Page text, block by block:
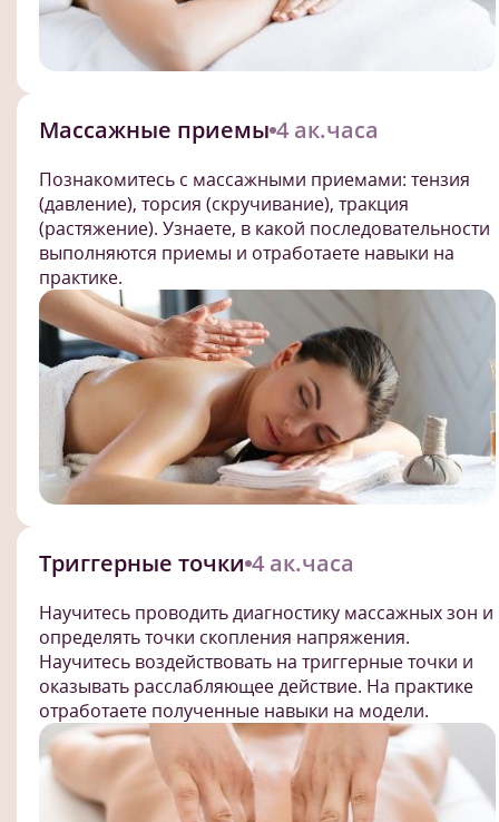
Массажные приемы 4 ак.часа
Познакомитесь с массажными приемами: тензия
(давление), торсия (скручивание), тракция
(растяжение). Узнаете, в какой последовательности
выполняются приемы и отработаете навыки на
практике.
Триггерные точки 4 ак.часа
Научитесь проводить диагностику массажных зон и
определять точки скопления напряжения.
Научитесь воздействовать на триггерные точки и
оказывать расслабляющее действие. На практике
отработаете полученные навыки на модели.